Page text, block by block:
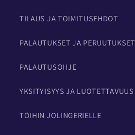
TILAUS JA TOIMITUSEHDOT
PALAUTUKSET JA PERUUTUKSET
PALAUTUSOHJE
YKSITYISYYS JA LUOTETTAVUUS
TÖIHIN JOLINGERIELLE